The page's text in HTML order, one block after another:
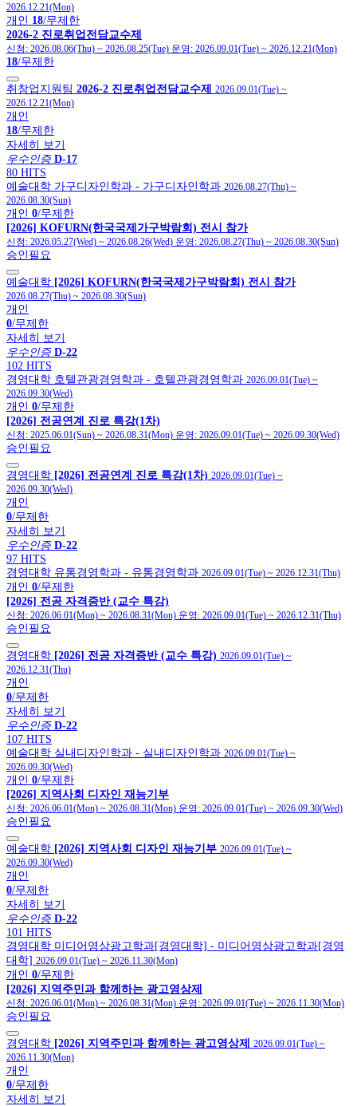
2026.12.21(Mon)
개인 18/무제한
2026-2 진로취업전담교수제
신청: 2026.08.06(Thu) ~ 2026.08.25(Tue) 운영: 2026.09.01(Tue) ~ 2026.12.21(Mon)
18/무제한
취창업지원팀 2026-2 진로취업전담교수제 2026.09.01(Tue) ~
2026.12.21(Mon)
개인
18/무제한
자세히 보기
우수인증 D-17
80 HITS
예술대학 가구디자인학과 - 가구디자인학과 2026.08.27(Thu) ~
2026.08.30(Sun)
개인 0/무제한
[2026] KOFURN(한국국제가구박람회) 전시 참가
신청: 2026.05.27(Wed) ~ 2026.08.26(Wed) 운영: 2026.08.27(Thu) ~ 2026.08.30(Sun)
승인필요
예술대학 [2026] KOFURN(한국국제가구박람회) 전시 참가
2026.08.27(Thu) ~ 2026.08.30(Sun)
개인
0/무제한
자세히 보기
우수인증 D-22
102 HITS
경영대학 호텔관광경영학과 - 호텔관광경영학과 2026.09.01(Tue) ~
2026.09.30(Wed)
개인 0/무제한
[2026] 전공연계 진로 특강(1차)
신청: 2025.06.01(Sun) ~ 2026.08.31(Mon) 운영: 2026.09.01(Tue) ~ 2026.09.30(Wed)
승인필요
경영대학 [2026] 전공연계 진로 특강(1차) 2026.09.01(Tue) ~
2026.09.30(Wed)
개인
0/무제한
자세히 보기
우수인증 D-22
97 HITS
경영대학 유통경영학과 - 유통경영학과 2026.09.01(Tue) ~ 2026.12.31(Thu)
개인 0/무제한
[2026] 전공 자격증반 (교수 특강)
신청: 2026.06.01(Mon) ~ 2026.08.31(Mon) 운영: 2026.09.01(Tue) ~ 2026.12.31(Thu)
승인필요
경영대학 [2026] 전공 자격증반 (교수 특강) 2026.09.01(Tue) ~
2026.12.31(Thu)
개인
0/무제한
자세히 보기
우수인증 D-22
107 HITS
예술대학 실내디자인학과 - 실내디자인학과 2026.09.01(Tue) ~
2026.09.30(Wed)
개인 0/무제한
[2026] 지역사회 디자인 재능기부
신청: 2026.06.01(Mon) ~ 2026.08.31(Mon) 운영: 2026.09.01(Tue) ~ 2026.09.30(Wed)
승인필요
예술대학 [2026] 지역사회 디자인 재능기부 2026.09.01(Tue) ~
2026.09.30(Wed)
개인
0/무제한
자세히 보기
우수인증 D-22
101 HITS
경영대학 미디어영상광고학과[경영대학] - 미디어영상광고학과[경영
대학] 2026.09.01(Tue) ~ 2026.11.30(Mon)
개인 0/무제한
[2026] 지역주민과 함께하는 광고영상제
신청: 2026.06.01(Mon) ~ 2026.08.31(Mon) 운영: 2026.09.01(Tue) ~ 2026.11.30(Mon)
승인필요
경영대학 [2026] 지역주민과 함께하는 광고영상제 2026.09.01(Tue) ~
2026.11.30(Mon)
개인
0/무제한
자세히 보기